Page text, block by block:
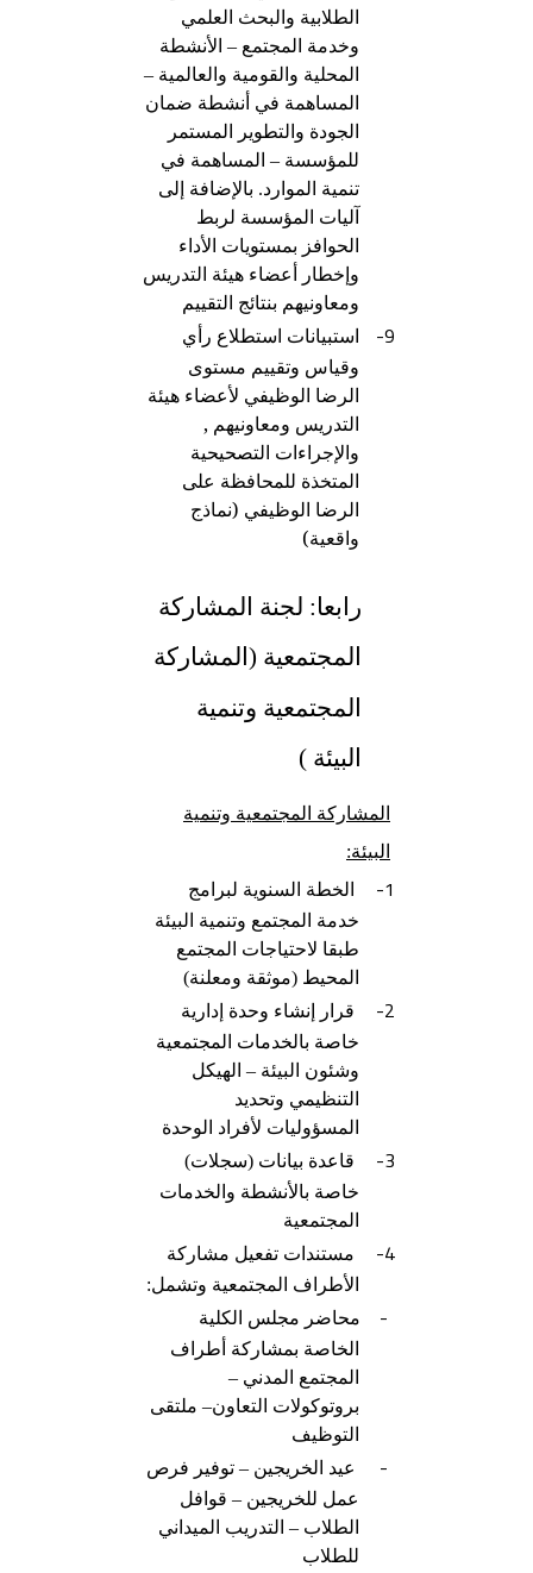
الطلابية والبحث العلمي
وخدمة المجتمع – الأنشطة
المحلية والقومية والعالمية –
المساهمة في أنشطة ضمان
الجودة والتطوير المستمر
للمؤسسة – المساهمة في
تنمية الموارد. بالإضافة إلى
آليات المؤسسة لربط
الحوافز بمستويات الأداء
وإخطار أعضاء هيئة التدريس
ومعاونيهم بنتائج التقييم
9-
استبيانات استطلاع رأي
وقياس وتقييم مستوى
الرضا الوظيفي لأعضاء هيئة
التدريس ومعاونيهم ,
والإجراءات التصحيحية
المتخذة للمحافظة على
الرضا الوظيفي (نماذج
واقعية)
رابعا: لجنة المشاركة
المجتمعية (المشاركة
المجتمعية وتنمية
البيئة )
المشاركة المجتمعية وتنمية
البيئة:
1-
الخطة السنوية لبرامج
خدمة المجتمع وتنمية البيئة
طبقا لاحتياجات المجتمع
المحيط (موثقة ومعلنة)
2-
قرار إنشاء وحدة إدارية
خاصة بالخدمات المجتمعية
وشئون البيئة – الهيكل
التنظيمي وتحديد
المسؤوليات لأفراد الوحدة
3-
قاعدة بيانات (سجلات)
خاصة بالأنشطة والخدمات
المجتمعية
4-
مستندات تفعيل مشاركة
الأطراف المجتمعية وتشمل:
-
محاضر مجلس الكلية
الخاصة بمشاركة أطراف
المجتمع المدني –
بروتوكولات التعاون– ملتقى
التوظيف
-
عيد الخريجين – توفير فرص
عمل للخريجين – قوافل
الطلاب – التدريب الميداني
للطلاب